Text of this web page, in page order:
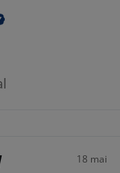
18 mai